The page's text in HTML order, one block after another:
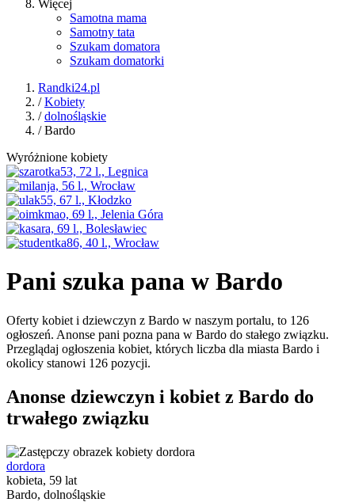
Więcej
Samotna mama
Samotny tata
Szukam domatora
Szukam domatorki
Randki24.pl
/Kobiety
/dolnośląskie
/ Bardo
Wyróżnione kobiety
Pani szuka pana w Bardo
Oferty kobiet i dziewczyn z Bardo w naszym portalu, to 126
ogłoszeń. Anonse pani pozna pana w Bardo do stałego związku.
Przeglądaj ogłoszenia kobiet, których liczba dla miasta Bardo i
okolicy stanowi 126 pozycji.
Anonse dziewczyn i kobiet z Bardo do
trwałego związku
dordora
kobieta, 59 lat
Bardo, dolnośląskie